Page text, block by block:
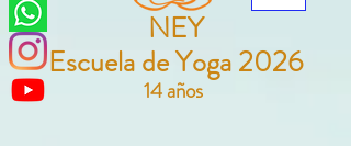
NEY
Escuela de Yoga 2026
14 años